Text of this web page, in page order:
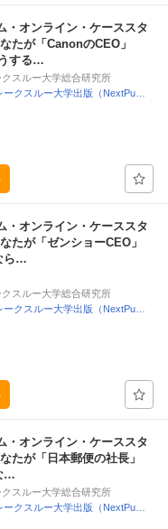
・オンライン・ケーススタ
たが「CanonのCEO」
する…
スルー大学総合研究所
ークスルー大学出版（NextPu…
・オンライン・ケーススタ
たが「ゼンショーCEO」
ら…
スルー大学総合研究所
ークスルー大学出版（NextPu…
・オンライン・ケーススタ
たが「日本郵便の社長」
…
スルー大学総合研究所
ークスルー大学出版（NextPu…